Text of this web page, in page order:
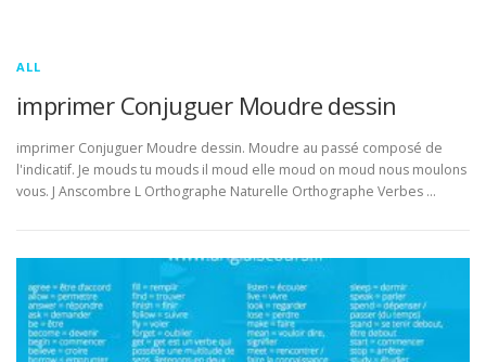
ALL
imprimer Conjuguer Moudre dessin
imprimer Conjuguer Moudre dessin. Moudre au passé composé de
l'indicatif. Je mouds tu mouds il moud elle moud on moud nous moulons
vous. J Anscombre L Orthographe Naturelle Orthographe Verbes …